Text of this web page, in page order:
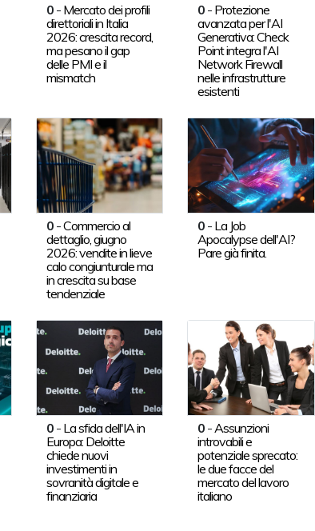
0- Mercato dei profili
direttoriali in Italia
2026: crescita record,
ma pesano il gap
delle PMI e il
mismatch
0 - Protezione
avanzata per l'AI
Generativa: Check
Point integra l'AI
Network Firewall
nelle infrastrutture
esistenti
0-Commercio al
dettaglio, giugno
2026: vendite in lieve
calo congiunturale ma
in crescita su base
tendenziale
0 - La Job
Apocalypse dell'AI?
Pare già finita.
0- La sfida dell'IA in
Europa: Deloitte
chiede nuovi
investimenti in
sovranità digitale e
finanziaria
0 - Assunzioni
introvabili e
potenziale sprecato:
le due facce del
mercato del lavoro
italiano